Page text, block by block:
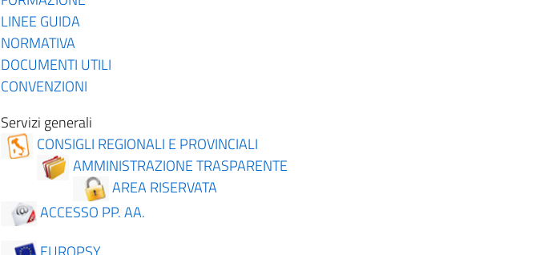
LINEE GUIDA
NORMATIVA
DOCUMENTI UTILI
CONVENZIONI
Servizi generali
CONSIGLI REGIONALI E PROVINCIALI
AMMINISTRAZIONE TRASPARENTE
AREA RISERVATA
ACCESSO PP. AA.